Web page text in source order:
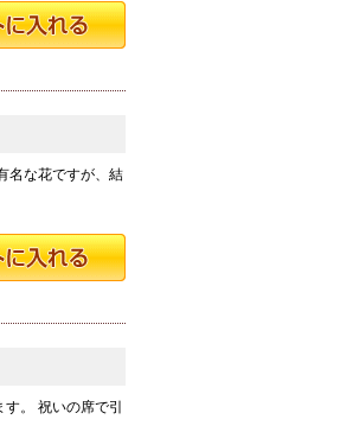
名な花ですが、結
。 祝いの席で引